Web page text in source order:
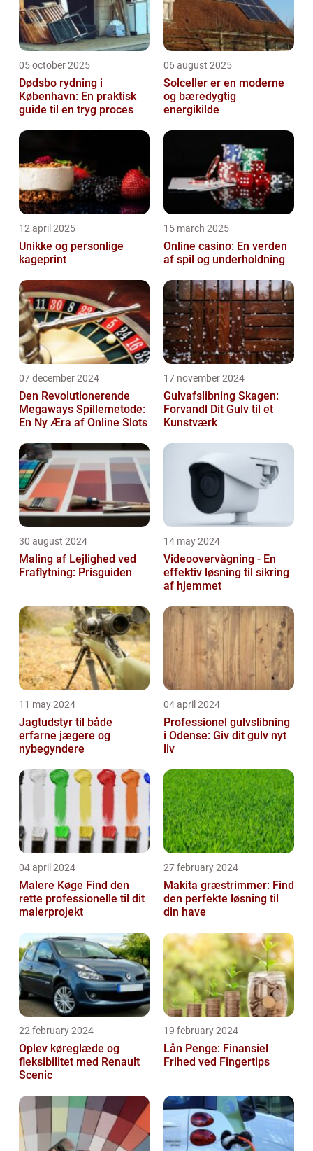
05 october 2025
Dødsbo rydning i
København: En praktisk
guide til en tryg proces
06 august 2025
Solceller er en moderne
og bæredygtig
energikilde
12 april 2025
Unikke og personlige
kageprint
15 march 2025
Online casino: En verden
af spil og underholdning
07 december 2024
Den Revolutionerende
Megaways Spillemetode:
En Ny Æra af Online Slots
17 november 2024
Gulvafslibning Skagen:
Forvandl Dit Gulv til et
Kunstværk
30 august 2024
Maling af Lejlighed ved
Fraflytning: Prisguiden
14 may 2024
Videoovervågning - En
effektiv løsning til sikring
af hjemmet
11 may 2024
Jagtudstyr til både
erfarne jægere og
nybegyndere
04 april 2024
Professionel gulvslibning
i Odense: Giv dit gulv nyt
liv
04 april 2024
Malere Køge Find den
rette professionelle til dit
malerprojekt
27 february 2024
Makita græstrimmer: Find
den perfekte løsning til
din have
22 february 2024
Oplev køreglæde og
fleksibilitet med Renault
Scenic
19 february 2024
Lån Penge: Finansiel
Frihed ved Fingertips